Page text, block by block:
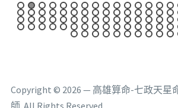
Copyright © 2026 — 高雄算命-七政天星